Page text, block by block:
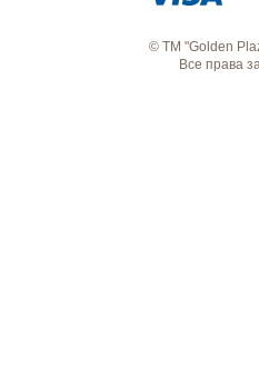
© ТМ "Golden
Все права